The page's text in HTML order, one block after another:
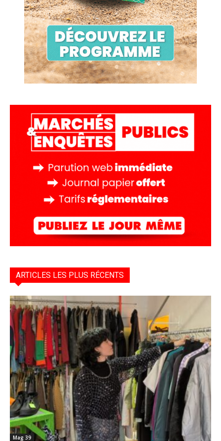
ARTICLES LES PLUS RÉCENTS
Mag 39